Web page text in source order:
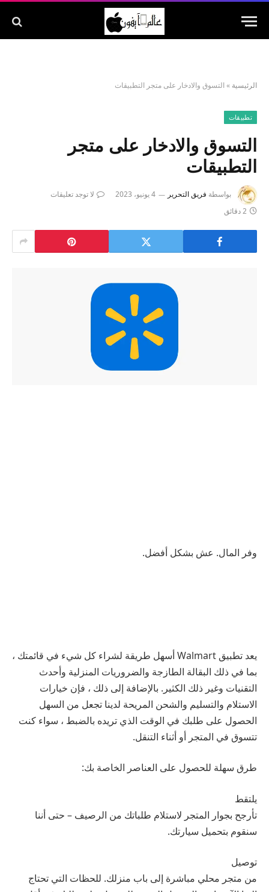
الرئيسية » التسوق والادخار على متجر التطبيقات
تطبيقات
التسوق والادخار على متجر
التطبيقات
بواسطة فريق التحرير 4 يونيو، 2023
لا توجد تعليقات
2 دقائق
وفر المال. عش بشكل أفضل.
يعد تطبيق Walmart أسهل طريقة لشراء كل شيء في قائمتك ،
بما في ذلك البقالة الطازجة والضروريات المنزلية وأحدث
التقنيات وغير ذلك الكثير. بالإضافة إلى ذلك ، فإن خيارات
الاستلام والتسليم والشحن المريحة لدينا تجعل من السهل
الحصول على طلبك في الوقت الذي تريده بالضبط ، سواء كنت
تتسوق في المتجر أو أثناء التنقل.
طرق سهلة للحصول على العناصر الخاصة بك:
يلتقط
تأرجح بجوار المتجر لاستلام طلباتك من الرصيف – حتى أننا
سنقوم بتحميل سيارتك.
توصيل
من متجر محلي مباشرة إلى باب منزلك. للحظات التي تحتاج